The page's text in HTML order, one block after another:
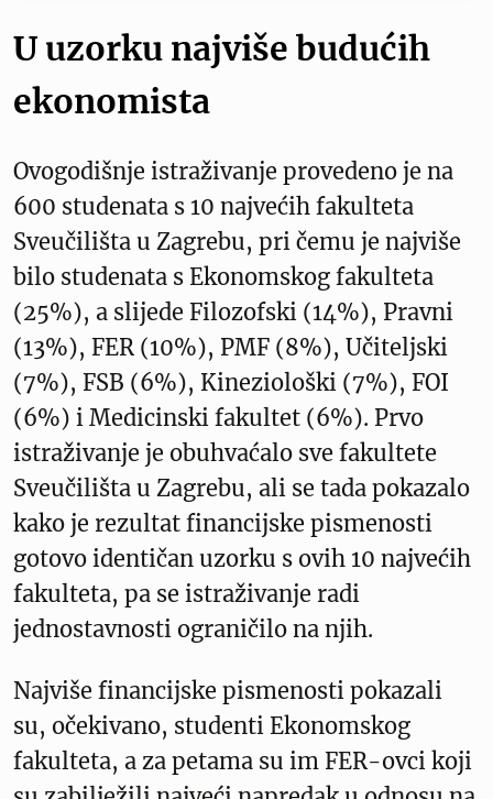
U uzorku najviše budućih
ekonomista
Ovogodišnje istraživanje provedeno je na
600 studenata s 10 najvećih fakulteta
Sveučilišta u Zagrebu, pri čemu je najviše
bilo studenata s Ekonomskog fakulteta
(25%), a slijede Filozofski (14%), Pravni
(13%), FER (10%), PMF (8%), Učiteljski
(7%), FSB (6%), Kineziološki (7%), FOI
(6%) i Medicinski fakultet (6%). Prvo
istraživanje je obuhvaćalo sve fakultete
Sveučilišta u Zagrebu, ali se tada pokazalo
kako je rezultat financijske pismenosti
gotovo identičan uzorku s ovih 10 najvećih
fakulteta, pa se istraživanje radi
jednostavnosti ograničilo na njih.
Najviše financijske pismenosti pokazali
su, očekivano, studenti Ekonomskog
fakulteta, a za petama su im FER-ovci koji